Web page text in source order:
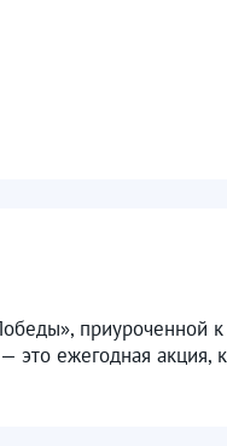
приуроченной
ежегодная акция,